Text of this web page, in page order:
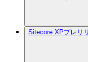
Sitecore XPプレリ